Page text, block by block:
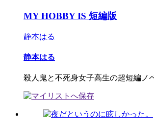
MY HOBBY IS 短編版
静本はる
静本はる
殺人鬼と不死身女子高生の超短編ノ